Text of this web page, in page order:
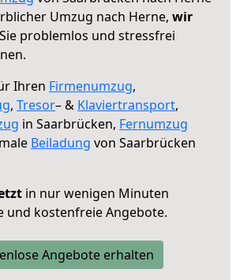
Umzug nach Herne, wir
problemlos und stressfrei
Ihren Firmenumzug,
, Tresor– & Klaviertransport,
in Saarbrücken, Fernumzug
Beiladung von Saarbrücken
in nur wenigen Minuten
und kostenfreie Angebote.
Angebote erhalten